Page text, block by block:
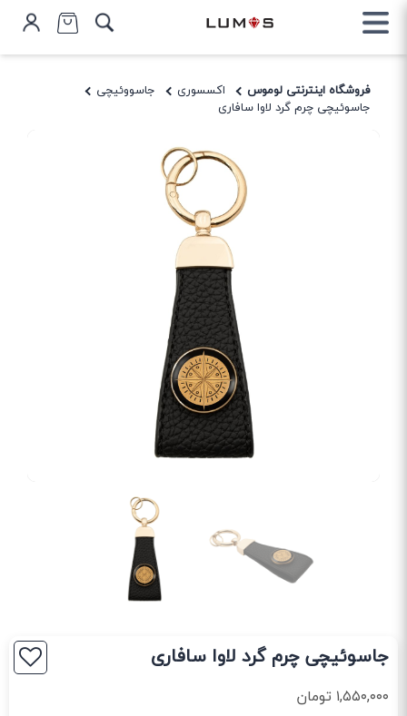
فروشگاه اینترنتی لوموس اکسسوری
جاسووئیچی
جاسوئیچی چرم گرد لاوا سافاری
جاسوئیچی چرم گرد لاوا سافاری
۱,۵۵۰,۰۰۰ تومان